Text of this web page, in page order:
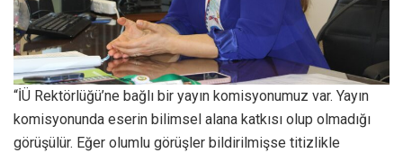
“İÜ Rektörlüğü’ne bağlı bir yayın komisyonumuz var. Yayın
komisyonunda eserin bilimsel alana katkısı olup olmadığı
görüşülür. Eğer olumlu görüşler bildirilmişse titizlikle